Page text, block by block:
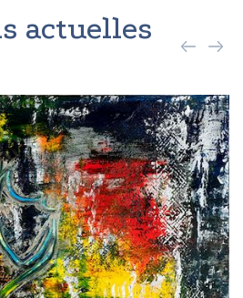
actuelles